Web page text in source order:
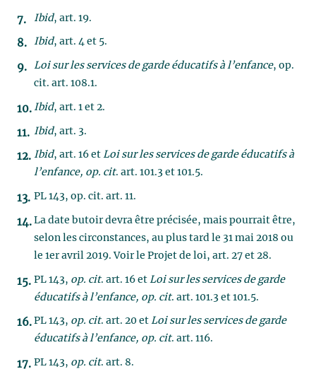
Ibid, art. 19.
Ibid, art. 4 et 5.
Loi sur les services de garde éducatifs à l’enfance, op.
cit. art. 108.1.
Ibid, art. 1 et 2.
Ibid, art. 3.
Ibid, art. 16 et Loi sur les services de garde éducatifs à
l’enfance, op. cit. art. 101.3 et 101.5.
PL 143, op. cit. art. 11.
La date butoir devra être précisée, mais pourrait être,
selon les circonstances, au plus tard le 31 mai 2018 ou
le 1er avril 2019. Voir le Projet de loi, art. 27 et 28.
PL 143, op. cit. art. 16 et Loi sur les services de garde
éducatifs à l’enfance, op. cit. art. 101.3 et 101.5.
PL 143, op. cit. art. 20 et Loi sur les services de garde
éducatifs à l’enfance, op. cit. art. 116.
PL 143, op. cit. art. 8.